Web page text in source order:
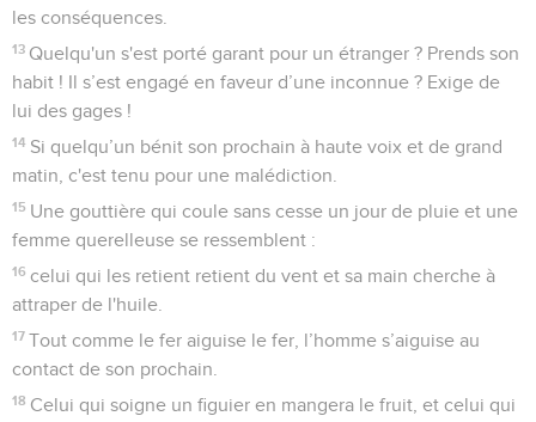
les conséquences.
13 Quelqu'un s'est porté garant pour un étranger ? Prends son
habit ! Il s’est engagé en faveur d’une inconnue ? Exige de
lui des gages !
14 Si quelqu’un bénit son prochain à haute voix et de grand
matin, c'est tenu pour une malédiction.
15 Une gouttière qui coule sans cesse un jour de pluie et une
femme querelleuse se ressemblent :
16 celui qui les retient retient du vent et sa main cherche à
attraper de l'huile.
17 Tout comme le fer aiguise le fer, l’homme s’aiguise au
contact de son prochain.
18 Celui qui soigne un figuier en mangera le fruit, et celui qui